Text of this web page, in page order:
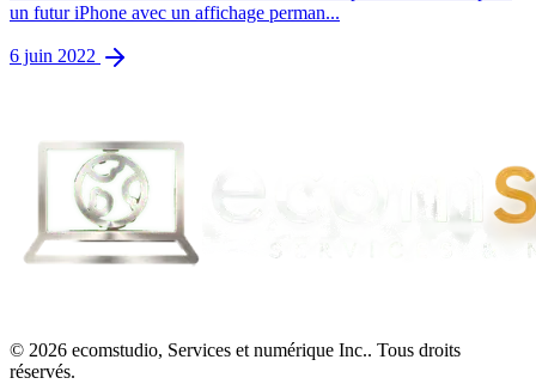
un futur iPhone avec un affichage perman...
6 juin 2022
© 2026 ecomstudio, Services et numérique Inc.. Tous droits
réservés.